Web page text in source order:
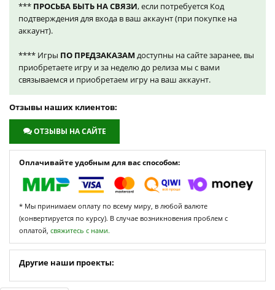
*** ПРОСЬБА БЫТЬ НА СВЯЗИ, если потребуется Код
подтверждения для входа в ваш аккаунт (при покупке на
аккаунт).
**** Игры ПО ПРЕДЗАКАЗАМ доступны на сайте заранее, вы
приобретаете игру и за неделю до релиза мы с вами
связываемся и приобретаем игру на ваш аккаунт.
Отзывы наших клиентов:
ОТЗЫВЫ НА САЙТЕ
Оплачивайте удобным для вас способом:
* Мы принимаем оплату по всему миру, в любой валюте
(конвертируется по курсу). В случае возникновения проблем с
оплатой, свяжитесь с нами.
Другие наши проекты: